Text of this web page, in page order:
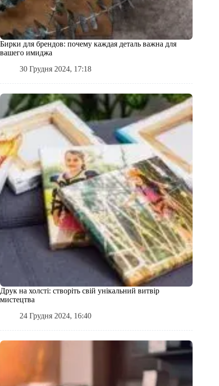
Бирки для брендов: почему каждая деталь важна для
вашего имиджа
30 Грудня 2024, 17:18
Друк на холсті: створіть свій унікальний витвір
мистецтва
24 Грудня 2024, 16:40